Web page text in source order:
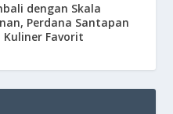
dengan Skala
Perdana Santapan
Favorit